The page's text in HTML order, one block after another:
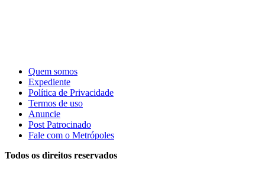
Quem somos
Expediente
Política de Privacidade
Termos de uso
Anuncie
Post Patrocinado
Fale com o Metrópoles
Todos os direitos reservados